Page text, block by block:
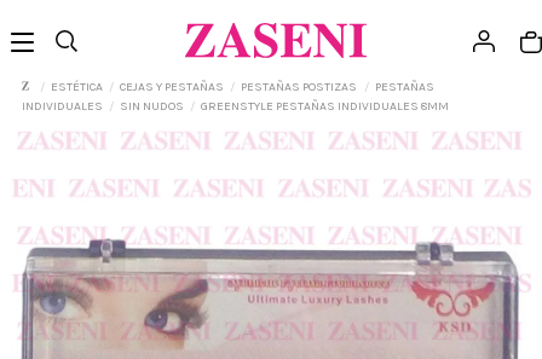
ESTÉTICA CEJAS Y PESTAÑAS PESTAÑAS POSTIZAS
PESTAÑAS
INDIVIDUALES
SIN NUDOS GREENSTYLE PESTAÑAS INDIVIDUALES 8MM